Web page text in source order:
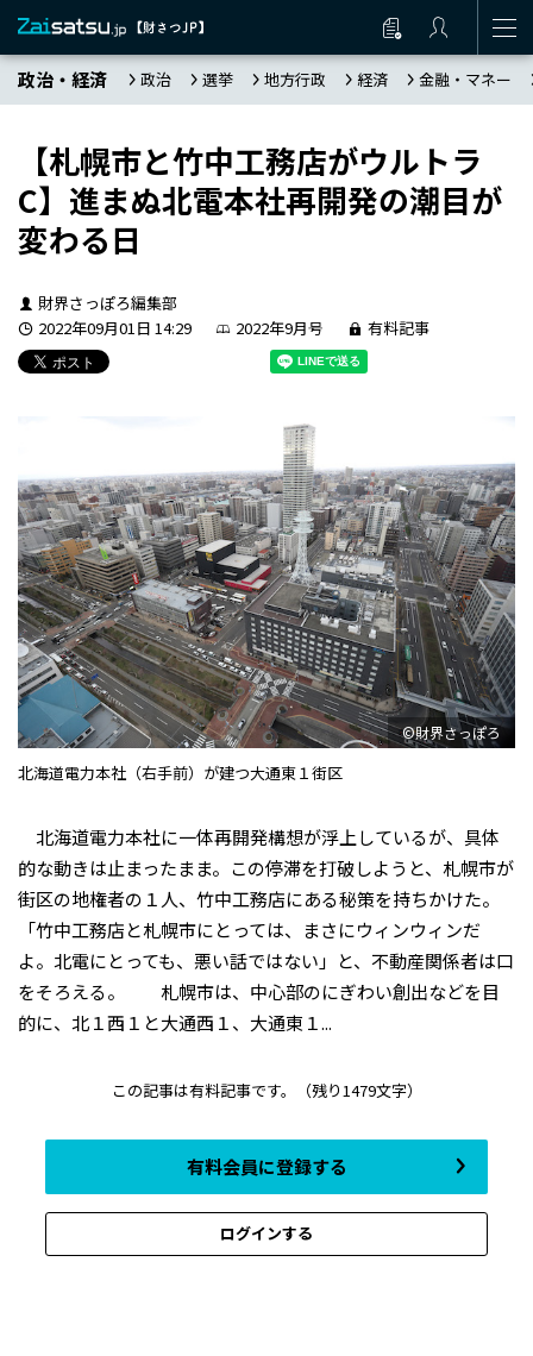
政治・経済 政治 選挙 地方行政 経済 金融・マネー
【札幌市と竹中工務店がウルトラ
C】進まぬ北電本社再開発の潮目が
変わる日
財界さっぽろ編集部
2022年09月01日 14:29
2022年9月号 有料記事
©財界さっぽろ
北海道電力本社（右手前）が建つ大通東１街区
北海道電力本社に一体再開発構想が浮上しているが、具体
的な動きは止まったまま。この停滞を打破しようと、札幌市が
街区の地権者の１人、竹中工務店にある秘策を持ちかけた。
「竹中工務店と札幌市にとっては、まさにウィンウィンだ
よ。北電にとっても、悪い話ではない」と、不動産関係者は口
をそろえる。 札幌市は、中心部のにぎわい創出などを目
的に、北１西１と大通西１、大通東１...
この記事は有料記事です。 （残り1479文字）
有料会員に登録する
ログインする